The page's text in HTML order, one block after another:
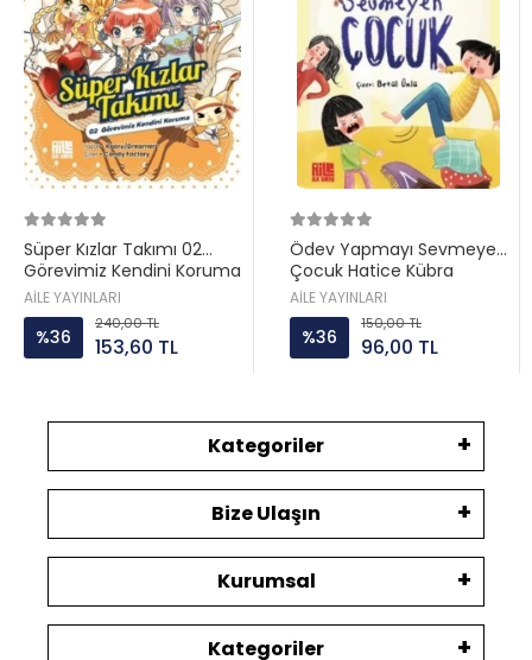
Süper Kızlar Takımı 02
Görevimiz Kendini Koruma
Aile ayın
AİLE YAYINLARI
%36
240,00 TL
153,60 TL
Ödev Yapmayı Sevmeyen
Çocuk Hatice Kübra
Tongar Aile yayın
AİLE YAYINLARI
%36
150,00 TL
96,00 TL
Kategoriler
Bize Ulaşın
Kurumsal
Kategoriler